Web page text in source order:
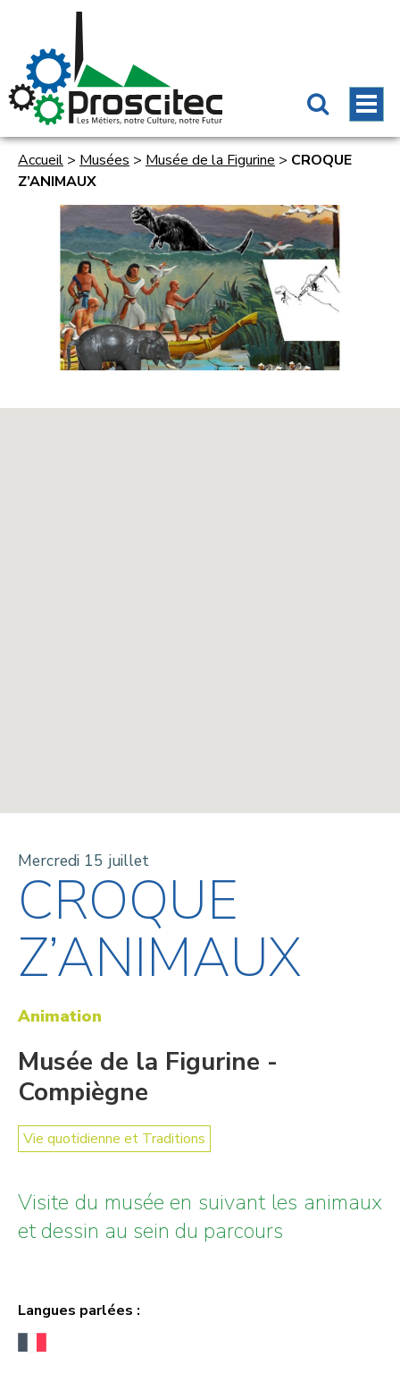
Accueil > Musées > Musée de la Figurine > CROQUE
Z’ANIMAUX
Mercredi 15 juillet
CROQUE
Z’ANIMAUX
Animation
Musée de la Figurine -
Compiègne
Vie quotidienne et Traditions
Visite du musée en suivant les animaux
et dessin au sein du parcours
Langues parlées :